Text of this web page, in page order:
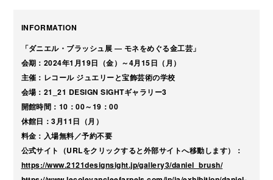
INFORMATION
「ダニエル・ブラッシュ展 ― モネをめぐる金工芸」
会期：2024年1月19日（金）～4月15日（月）
主催：レコール ジュエリーと宝飾芸術の学校
会場：21_21 DESIGN SIGHTギャラリー3
開館時間：10：00～19：00
休館日：3月11日（月）
料金：入場無料／予約不要
公式サイト（URLをクリックすると外部サイトへ移動します）：
https://www.2121designsight.jp/gallery3/daniel_brush/